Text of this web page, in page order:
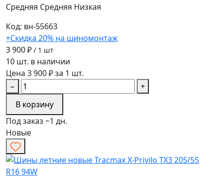
Средняя Средняя Низкая
Код: вн-55663
+Скидка 20% на шиномонтаж
3 900 ₽ / 1 шт
10 шт. в наличии
Цена 3 900 ₽ за 1 шт.
−
+
В корзину
Под заказ ~1 дн.
Новые